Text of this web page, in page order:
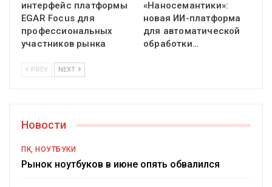
интерфейс платформы
EGAR Focus для
профессиональных
участников рынка
«Наносемантики»:
новая ИИ-платформа
для автоматической
обработки…
PREV NEXT
Новости
ПК, НОУТБУКИ
Рынок ноутбуков в июне опять обвалился